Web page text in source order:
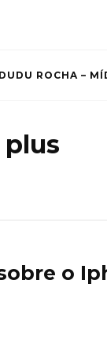
DUDU ROCHA –
o